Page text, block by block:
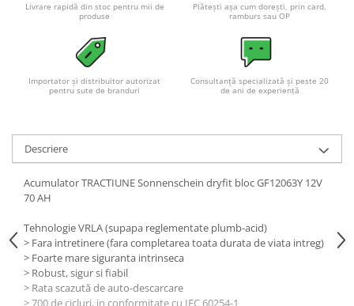
Livrare rapidă din stoc pentru mii de
produse
Plătești așa cum dorești, prin card,
ramburs sau OP
Importator și distribuitor autorizat
pentru sute de branduri
Consultanță specializată și peste 20
de ani de experiență
Descriere
Acumulator TRACTIUNE Sonnenschein dryfit bloc GF12063Y 12V
70 AH
Tehnologie VRLA (supapa reglementate plumb-acid)
> Fara intretinere (fara completarea toata durata de viata intreg)
> Foarte mare siguranta intrinseca
> Robust, sigur si fiabil
> Rata scazută de auto-descarcare
> 700 de cicluri, in conformitate cu IEC 60254-1